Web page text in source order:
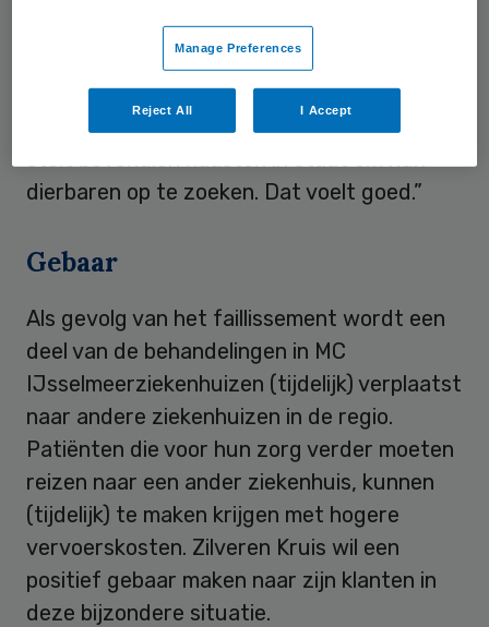
“Hiermee kan worden voorkomen dat
verzekerden afzien van behandeling
vanwege te hoge reiskosten”, zegt
directeur Manon Vanderkaa. “De regeling
stelt bovendien naasten in staat om hun
dierbaren op te zoeken. Dat voelt goed.”
Gebaar
Als gevolg van het faillissement wordt een
deel van de behandelingen in MC
IJsselmeerziekenhuizen (tijdelijk) verplaatst
naar andere ziekenhuizen in de regio.
Patiënten die voor hun zorg verder moeten
reizen naar een ander ziekenhuis, kunnen
(tijdelijk) te maken krijgen met hogere
vervoerskosten. Zilveren Kruis wil een
positief gebaar maken naar zijn klanten in
deze bijzondere situatie.
Manage Preferences
Reject All I Accept